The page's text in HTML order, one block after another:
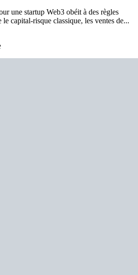
une startup Web3 obéit à des règles
capital-risque classique, les ventes de...